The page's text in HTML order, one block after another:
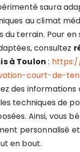
saura
au climat
du terrain. Pour en
consultez
à Toulon :
court-de-
des informations
techniques de
Ainsi, vous
personnalisé et
en bout.